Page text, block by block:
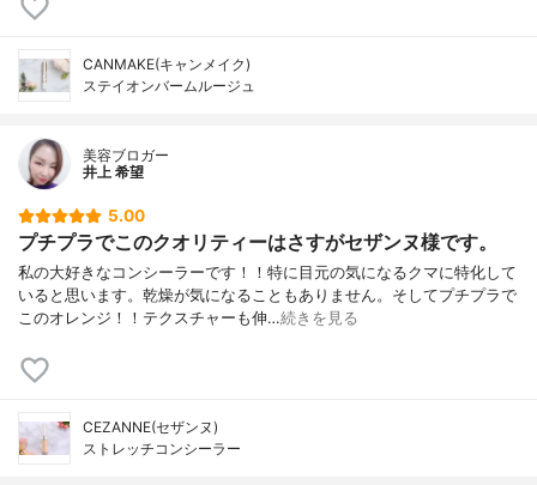
CANMAKE(キャンメイク)
ステイオンバームルージュ
美容ブロガー
井上 希望
5.00
プチプラでこのクオリティーはさすがセザンヌ様です。
私の大好きなコンシーラーです！！特に目元の気になるクマに特化して
いると思います。乾燥が気になることもありません。そしてプチプラで
このオレンジ！！テクスチャーも伸…続きを見る
CEZANNE(セザンヌ)
ストレッチコンシーラー